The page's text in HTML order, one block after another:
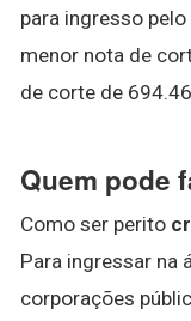
para ingresso
menor nota de
de corte de
Quem pode
Como ser perito
Para ingressar na
corporações